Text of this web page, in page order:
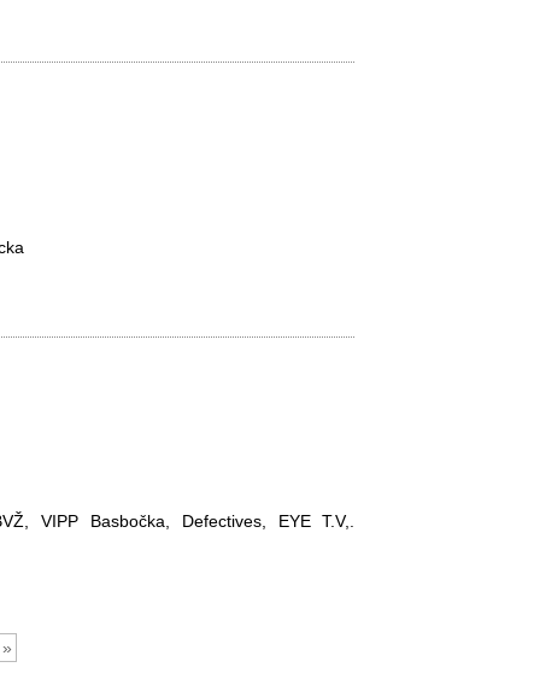
VIPP Basbočka, Defectives, EYE T.V,.
»